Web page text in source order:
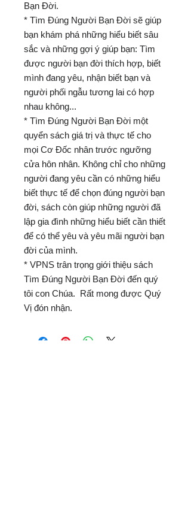
Bạn Đời.
* Tìm Đúng Người Bạn Đời sẽ giúp
bạn khám phá những hiểu biết sâu
sắc và những gợi ý giúp bạn: Tìm
được người bạn đời thích hợp, biết
mình đang yêu, nhận biết bạn và
người phối ngẫu tương lai có hợp
nhau không...
* Tìm Đúng Người Bạn Đời một
quyển sách giá trị và thực tế cho
mọi Cơ Đốc nhân trước ngưỡng
cửa hôn nhân. Không chỉ cho những
người đang yêu cần có những hiểu
biết thực tế để chọn đúng người bạn
đời, sách còn giúp những người đã
lập gia đình những hiểu biết cần thiết
để có thể yêu và yêu mãi người bạn
đời của mình.
* VPNS trân trọng giới thiệu sách
Tìm Đúng Người Bạn Đời đến quý
tôi con Chúa. Rất mong được Quý
Vị đón nhận.